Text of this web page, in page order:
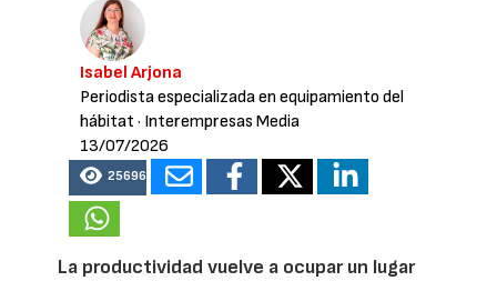
Isabel Arjona
Periodista especializada en equipamiento del
hábitat · Interempresas Media
13/07/2026
25696
La productividad vuelve a ocupar un lugar